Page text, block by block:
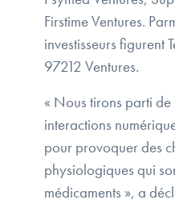
Firstime Ventures.
investisseurs figurent
97212 Ventures.
« Nous tirons parti
interactions
pour provoquer des
physiologiques qui
médicaments », a